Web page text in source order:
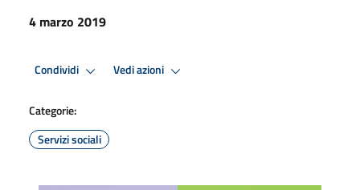
4 marzo 2019
Condividi Vedi azioni
Categorie:
Servizi sociali